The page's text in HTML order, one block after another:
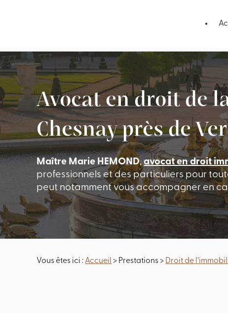
Avocat en droit de
Chesnay près de
Maître Marie HEMOND,avocat en droit
professionnels et des particuliers pour
peut notamment vous accompagner en
Vous êtes ici : Accueil > Prestations > Droit de